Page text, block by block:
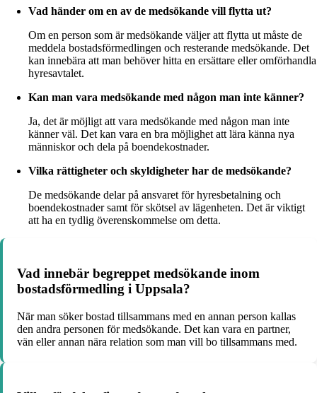
Vad händer om en av de medsökande vill flytta ut?
Om en person som är medsökande väljer att flytta ut måste de
meddela bostadsförmedlingen och resterande medsökande. Det
kan innebära att man behöver hitta en ersättare eller omförhandla
hyresavtalet.
Kan man vara medsökande med någon man inte känner?
Ja, det är möjligt att vara medsökande med någon man inte
känner väl. Det kan vara en bra möjlighet att lära känna nya
människor och dela på boendekostnader.
Vilka rättigheter och skyldigheter har de medsökande?
De medsökande delar på ansvaret för hyresbetalning och
boendekostnader samt för skötsel av lägenheten. Det är viktigt
att ha en tydlig överenskommelse om detta.
Vad innebär begreppet medsökande inom
bostadsförmedling i Uppsala?
När man söker bostad tillsammans med en annan person kallas
den andra personen för medsökande. Det kan vara en partner,
vän eller annan nära relation som man vill bo tillsammans med.